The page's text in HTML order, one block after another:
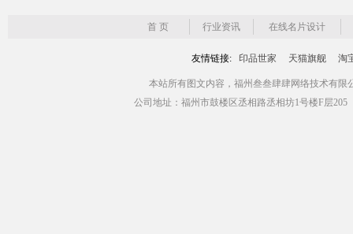
首 页 行业资讯 在线名片设计
友情链接: 印品世家 天猫旗舰 淘
本站所有图文内容，福州叁叁肆肆网络技术有限
公司地址：福州市鼓楼区丞相路丞相坊1号楼F层